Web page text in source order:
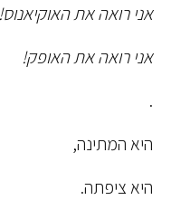
אני רואה את האוקיאנוס!
אני רואה את האופק!
.
היא המתינה,
היא ציפתה.